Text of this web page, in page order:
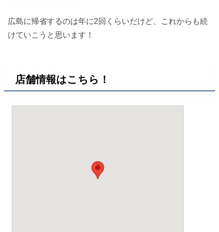
広島に帰省するのは年に2回くらいだけど、これからも続
けていこうと思います！
店舗情報はこちら！